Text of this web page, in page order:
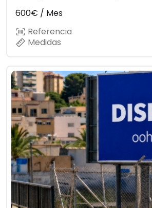
600€ / Mes
Referencia
Medidas